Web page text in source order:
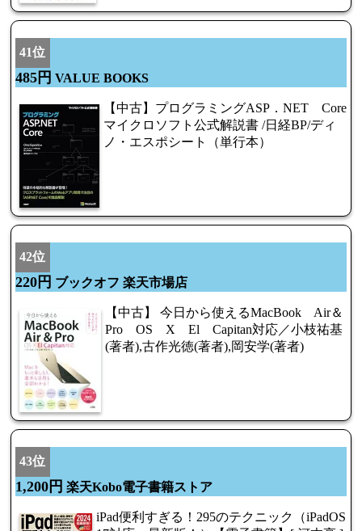
41位
485円 VALUE BOOKS
【中古】プログラミングASP．NET Core
マイクロソフト公式解説書 /日経BP/ディ
ノ・エスポシート（単行本）
42位
220円 ブックオフ 楽天市場店
【中古】 今日から使えるMacBook Air＆
Pro OS X El Capitan対応／小枝祐基
(著者),古作光徳(著者),岡安学(著者)
43位
1,200円 楽天Kobo電子書籍ストア
iPad便利すぎる！295のテクニック（iPadOS